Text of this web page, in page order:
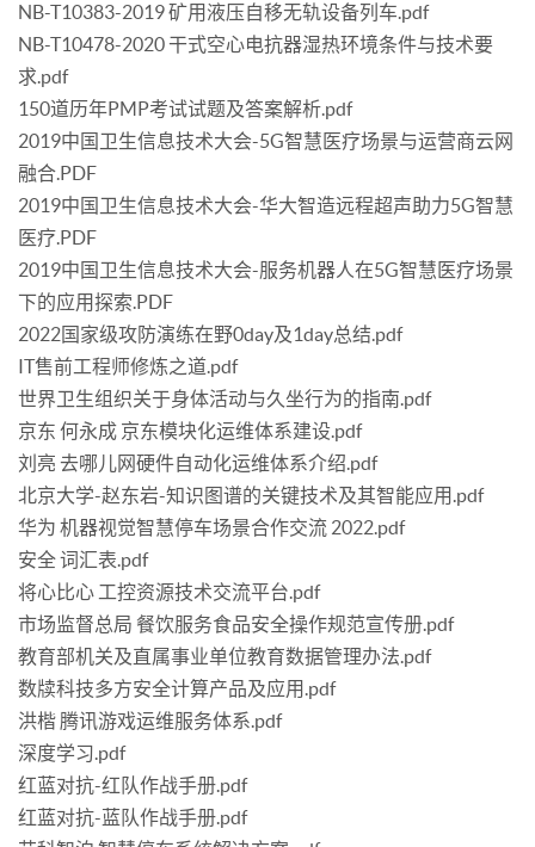
NB-T10383-2019 矿用液压自移无轨设备列车.pdf
NB-T10478-2020 干式空心电抗器湿热环境条件与技术要
求.pdf
150道历年PMP考试试题及答案解析.pdf
2019中国卫生信息技术大会-5G智慧医疗场景与运营商云网
融合.PDF
2019中国卫生信息技术大会-华大智造远程超声助力5G智慧
医疗.PDF
2019中国卫生信息技术大会-服务机器人在5G智慧医疗场景
下的应用探索.PDF
2022国家级攻防演练在野0day及1day总结.pdf
IT售前工程师修炼之道.pdf
世界卫生组织关于身体活动与久坐行为的指南.pdf
京东 何永成 京东模块化运维体系建设.pdf
刘亮 去哪儿网硬件自动化运维体系介绍.pdf
北京大学-赵东岩-知识图谱的关键技术及其智能应用.pdf
华为 机器视觉智慧停车场景合作交流 2022.pdf
安全 词汇表.pdf
将心比心 工控资源技术交流平台.pdf
市场监督总局 餐饮服务食品安全操作规范宣传册.pdf
教育部机关及直属事业单位教育数据管理办法.pdf
数牍科技多方安全计算产品及应用.pdf
洪楷 腾讯游戏运维服务体系.pdf
深度学习.pdf
红蓝对抗-红队作战手册.pdf
红蓝对抗-蓝队作战手册.pdf